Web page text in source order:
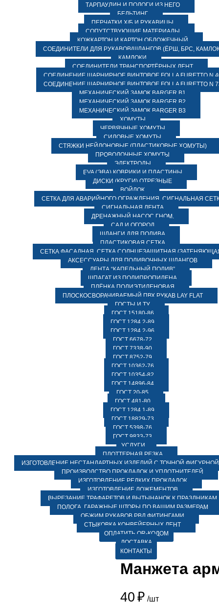
ТАРПАУЛИН И ПОЛОГИ ИЗ НЕГО
БЕЛЬТИНГ
ПЕРЧАТКИ Х/Б И РУКАВИЦЫ
СОПУТСТВУЮЩИЕ МАТЕРИАЛЫ
КОЖКАРТОН И КАРТОН ОБЛОЖЕЧНЫЙ
СОЕДИНИТЕЛИ ДЛЯ РУКАВОВ/ШЛАНГОВ (ЁРШ, БРС,
КАМЛОКИ
СОЕДИНИТЕЛИ ТРАНСПОРТЁРНЫХ ЛЕНТ
СОЕДИНЕНИЕ ШАРНИРНОЕ ВИНТОВОЕ FOLLA FURETTO N
СОЕДИНЕНИЕ ШАРНИРНОЕ ВИНТОВОЕ FOLLA FURETTO N
МЕХАНИЧЕСКИЙ ЗАМОК BARGER B1
МЕХАНИЧЕСКИЙ ЗАМОК BARGER B2
МЕХАНИЧЕСКИЙ ЗАМОК BARGER B3
ХОМУТЫ
ЧЕРВЯЧНЫЕ ХОМУТЫ
СИЛОВЫЕ ХОМУТЫ
СТЯЖКИ НЕЙЛОНОВЫЕ (ПЛАСТИКОВЫЕ ХОМУТЫ)
ПРОВОЛОЧНЫЕ ХОМУТЫ
ЭЛЕКТРОДЫ
EVA (ЭВА) КОВРИКИ И ПЛАСТИНЫ
ДИСКИ (КРУГИ) ОТРЕЗНЫЕ
ВОЙЛОК
СЕТКА ДЛЯ АВАРИЙНОГО ОГРАЖДЕНИЯ, СИГНАЛЬНАЯ
СИГНАЛЬНАЯ ЛЕНТА
ДРЕНАЖНЫЙ НАСОС ГНОМ.
САД И ОГОРОД
ШЛАНГИ ДЛЯ ПОЛИВА
ПЛАСТИКОВАЯ СЕТКА
СЕТКА ФАСАДНАЯ. СЕТКА СОЛНЦЕЗАЩИТНАЯ
АКСЕССУАРЫ ДЛЯ ПОЛИВОЧНЫХ ШЛАНГОВ
ЛЕНТА “КАПЕЛЬНЫЙ ПОЛИВ”
ШПАГАТ ИЗ ПОЛИПРОПИЛЕНА
ПЛЁНКА ПОЛИЭТИЛЕНОВАЯ
ПЛОСКОСВОРАЧИВАЕМЫЙ ПВХ РУКАВ LAY FLAT
ГОСТЫ И ТУ
ГОСТ 15180-86
ГОСТ 1284.2-89
ГОСТ 1284.2-96
ГОСТ 6678-72
ГОСТ 7338-90
ГОСТ 8752-79
ГОСТ 10362-76
ГОСТ 10354-82
ГОСТ 14896-84
ГОСТ 20-85
ГОСТ 481-80
ГОСТ 1284.1-89
ГОСТ 18829-73
ГОСТ 5398-76
ГОСТ 9833-73
УСЛУГИ
ПЛОТТЕРНАЯ РЕЗКА
ИЗГОТОВЛЕНИЕ НЕСТАНДАРТНЫХ ИЗДЕЛИЙ С ТОЧНОЙ ФИГУРНОЙ
ПРОИЗВОДСТВО ПРОКЛАДОК И УПЛОТНИТЕЛЕЙ
ИЗГОТОВЛЕНИЕ РЕДКИХ ПРОКЛАДОК
ИЗГОТОВЛЕНИЕ ЛОЖЕМЕНТОВ
ВЫРЕЗАНИЕ ТРАФАРЕТОВ И ВЫТЫНАНОК К ПРАЗДНИКАМ
ПОЛОГА, ГАРАЖНЫЕ ШТОРЫ ПО ВАШИМ РАЗМЕРАМ
ОБЖИМ РУКАВОВ РВД ФИТИНГАМИ
СТЫКОВКА КОНВЕЙЕРНЫХ ЛЕНТ
ОПЛАТИТЬ QR-КОДОМ
ДОСТАВКА
КОНТАКТЫ
Манжета
40 ₽ /шт